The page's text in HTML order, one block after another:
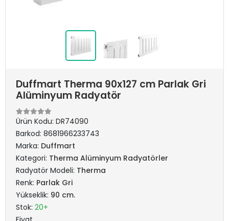
Duffmart Therma 90x127 cm Parlak Gri
Alüminyum Radyatör
Ürün Kodu: DR74090
Barkod: 8681966233743
Marka: Duffmart
Kategori: Therma Alüminyum Radyatörler
Radyatör Modeli: Therma
Renk: Parlak Gri
Yükseklik: 90 cm.
Stok: 20+